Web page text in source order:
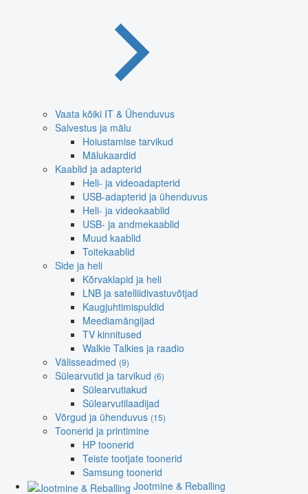
Vaata kõiki IT & Ühenduvus
Salvestus ja mälu
Hoiustamise tarvikud
Mälukaardid
Kaablid ja adapterid
Heli- ja videoadapterid
USB-adapterid ja ühenduvus
Heli- ja videokaablid
USB- ja andmekaablid
Muud kaablid
Toitekaablid
Side ja heli
Kõrvaklapid ja heli
LNB ja satelliidivastuvõtjad
Kaugjuhtimispuldid
Meediamängijad
TV kinnitused
Walkie Talkies ja raadio
Välisseadmed (9)
Sülearvutid ja tarvikud (6)
Sülearvutiakud
Sülearvutilaadijad
Võrgud ja ühenduvus (15)
Toonerid ja printimine
HP toonerid
Teiste tootjate toonerid
Samsung toonerid
Jootmine & Reballing